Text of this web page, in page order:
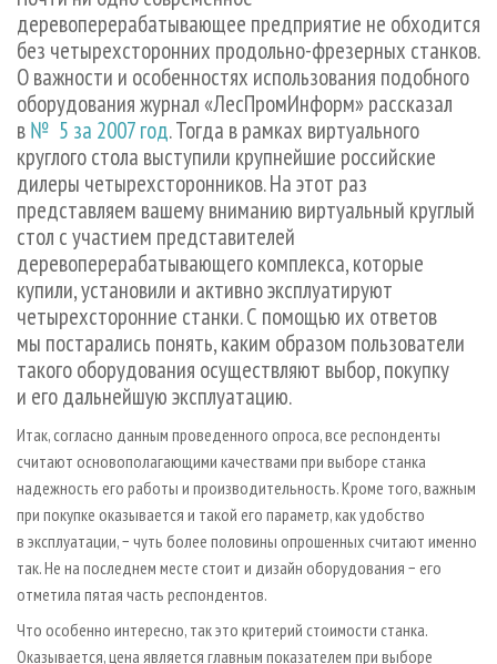
СУШКА ДРЕВЕСИНЫ
ПРОИЗВОДСТВО ДРЕВЕСНЫХ ПЛИТ
ДЕРЕВЯННОЕ ДОМОСТРОЕНИЕ
ПРОИЗВОДСТВО МЕБЕЛИ
БИОЭНЕРГЕТИКА
ЦБП
ИНСТРУМЕНТ И МАТЕРИАЛЫ
ПЕРСОНЫ
МОБИЛЬНЫЕ ВЫСТАВКИ
ОФИЦИАЛЬНЫЕ ДЕЛЕГАЦИИ
ПРИОРИТЕТНЫЕ ИНВЕСТПРОЕКТЫ
RUSSIAN FORESTRY REVIEW
ГАЗЕТА ЛЕСПРОМФОРУМ
БИБЛИОТЕКА СПЕЦИАЛИСТА
КОНТАКТЫ
РЕКЛАМА
РЕКЛАМА НА САЙТЕ
деревоперерабатывающее предприятие не обходится
без четырехсторонних продольно-фрезерных станков.
О важности и особенностях использования подобного
оборудования журнал «ЛесПромИнформ» рассказал
в№ 5 за 2007 год. Тогда в рамках виртуального
круглого стола выступили крупнейшие российские
дилеры четырехсторонников. На этот раз
представляем вашему вниманию виртуальный круглый
стол с участием представителей
деревоперерабатывающего комплекса, которые
купили, установили и активно эксплуатируют
четырехсторонние станки. С помощью их ответов
мы постарались понять, каким образом пользователи
такого оборудования осуществляют выбор, покупку
и его дальнейшую эксплуатацию.
Итак, согласно данным проведенного опроса, все респонденты
считают основополагающими качествами при выборе станка
надежность его работы и производительность. Кроме того, важным
при покупке оказывается и такой его параметр, как удобство
в эксплуатации, − чуть более половины опрошенных считают именно
так. Не на последнем месте стоит и дизайн оборудования − его
отметила пятая часть респондентов.
Что особенно интересно, так это критерий стоимости станка.
Оказывается, цена является главным показателем при выборе